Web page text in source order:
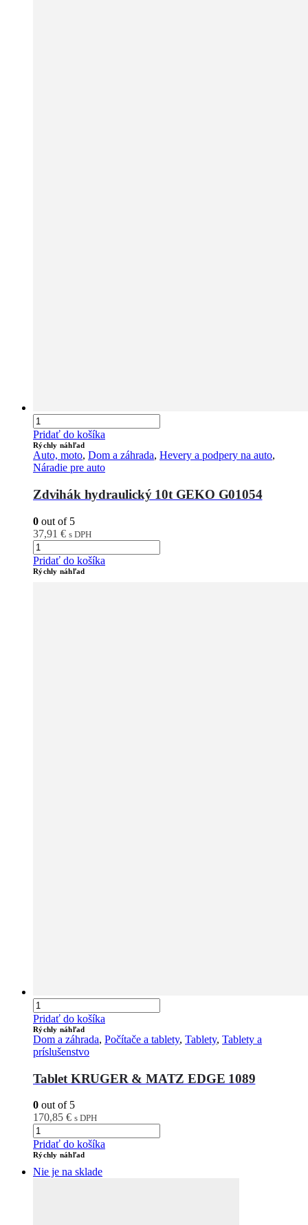
Pridať do košíka
Rýchly náhľad
Auto, moto, Dom a záhrada, Hevery a podpery na auto,
Náradie pre auto
Zdvihák hydraulický 10t GEKO G01054
0 out of 5
37,91 € s DPH
Pridať do košíka
Rýchly náhľad
Pridať do košíka
Rýchly náhľad
Dom a záhrada, Počítače a tablety, Tablety, Tablety a
príslušenstvo
Tablet KRUGER & MATZ EDGE 1089
0 out of 5
170,85 € s DPH
Pridať do košíka
Rýchly náhľad
Nie je na sklade